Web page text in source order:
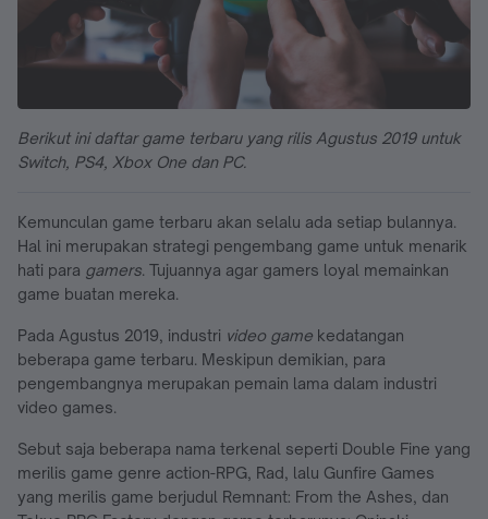
Berikut ini daftar game terbaru yang rilis Agustus 2019 untuk
Switch, PS4, Xbox One dan PC.
Kemunculan game terbaru akan selalu ada setiap bulannya.
Hal ini merupakan strategi pengembang game untuk menarik
hati para gamers. Tujuannya agar gamers loyal memainkan
game buatan mereka.
Pada Agustus 2019, industri video game kedatangan
beberapa game terbaru. Meskipun demikian, para
pengembangnya merupakan pemain lama dalam industri
video games.
Sebut saja beberapa nama terkenal seperti Double Fine yang
merilis game genre action-RPG, Rad, lalu Gunfire Games
yang merilis game berjudul Remnant: From the Ashes, dan